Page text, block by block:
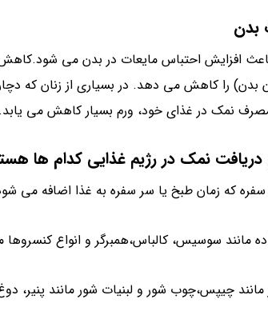
بدن
ازوزن بدن) را کاهش می دهد. در بسیاری از زنان
نمک در غذای خود، ورم بسیار کاهش می یابد.
دریافت نمک در رژیم غذایی کدام ها
که زمان طبخ یا سر سفره به غذا اضافه می
مانند سوسیس، کالباس،همبرگر و انواع
مانند چیپس،چوب شور و لبنیات شور مانند پنیر،